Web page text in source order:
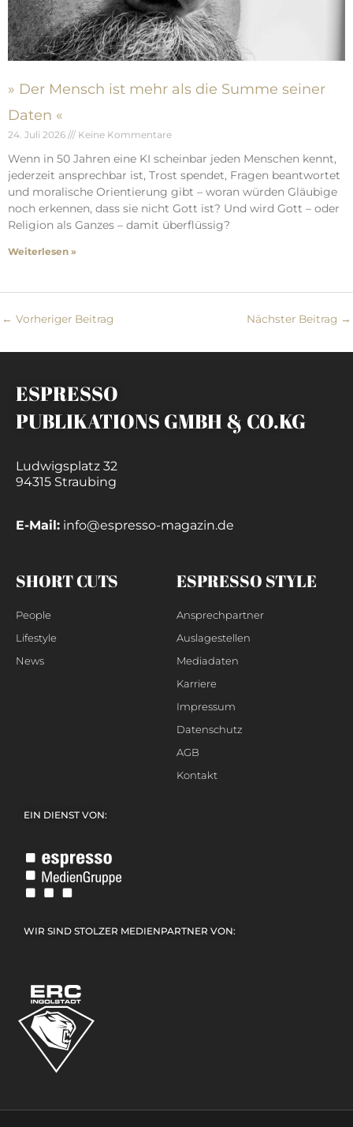
» Der Mensch ist mehr als die Summe seiner
Daten «
24. Juli 2026 Keine Kommentare
Wenn in 50 Jahren eine KI scheinbar jeden Menschen kennt,
jederzeit ansprechbar ist, Trost spendet, Fragen beantwortet
und moralische Orientierung gibt – woran würden Gläubige
noch erkennen, dass sie nicht Gott ist? Und wird Gott – oder
Religion als Ganzes – damit überflüssig?
Weiterlesen »
← Vorheriger Beitrag Nächster Beitrag →
ESPRESSO
PUBLIKATIONS GMBH & CO.KG
Ludwigsplatz 32
94315 Straubing
E-Mail: info@espresso-magazin.de
SHORT CUTS
People
Lifestyle
News
ESPRESSO STYLE
Ansprechpartner
Auslagestellen
Mediadaten
Karriere
Impressum
Datenschutz
AGB
Kontakt
EIN DIENST VON:
WIR SIND STOLZER MEDIENPARTNER VON: